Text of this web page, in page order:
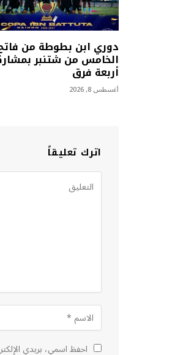
دوري ابن بطوطة من
الخامس من شتنبر
أربعة فرق
أغسطس 8, 2026
اترك تعليقاً
احفظ اسمي، بريدي